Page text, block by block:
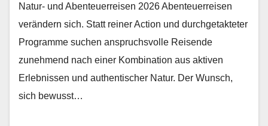
Natur- und Abenteuerreisen 2026 Aben­teuer­reisen
verän­dern sich. Statt rein­er Action und durchge­tak­teter
Pro­gramme suchen anspruchsvolle Reisende
zunehmend nach ein­er Kom­bi­na­tion aus aktiv­en
Erleb­nis­sen und authen­tis­ch­er Natur. Der Wun­sch,
sich bewusst…